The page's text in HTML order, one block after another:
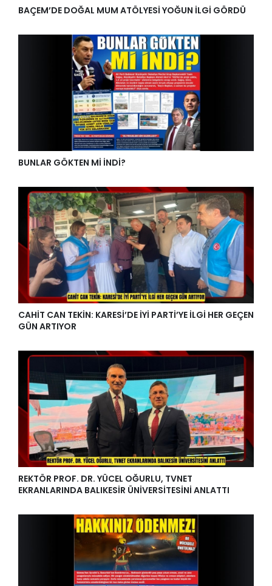
BAÇEM’DE DOĞAL MUM ATÖLYESİ YOĞUN İLGİ GÖRDÜ
BUNLAR GÖKTEN Mİ İNDİ?
CAHİT CAN TEKİN: KARESİ’DE İYİ PARTİ’YE İLGİ HER GEÇEN
GÜN ARTIYOR
REKTÖR PROF. DR. YÜCEL OĞURLU, TVNET
EKRANLARINDA BALIKESİR ÜNİVERSİTESİNİ ANLATTI